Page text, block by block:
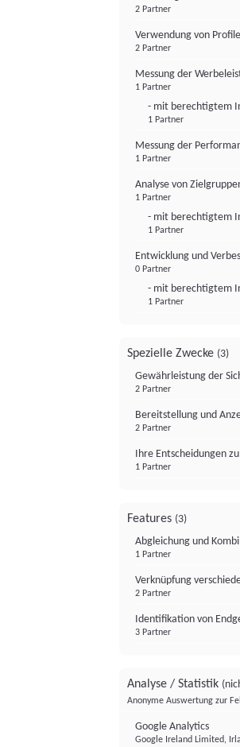
2 Partner
Verwendung von
2 Partner
Messung der
1 Partner
- mit berechtigtem
1 Partner
Messung der
1 Partner
Analyse von
1 Partner
- mit berechtigtem
1 Partner
Entwicklung und
0 Partner
- mit berechtigtem
1 Partner
Spezielle Zwecke (3)
Gewährleistung der
2 Partner
Bereitstellung und
2 Partner
Ihre Entscheidungen
1 Partner
Features (3)
Abgleichung und
1 Partner
Verknüpfung
2 Partner
Identifikation von
3 Partner
Analyse / Statistik
Anonyme Auswertung zur
Google Analytics
Google Ireland Limited,